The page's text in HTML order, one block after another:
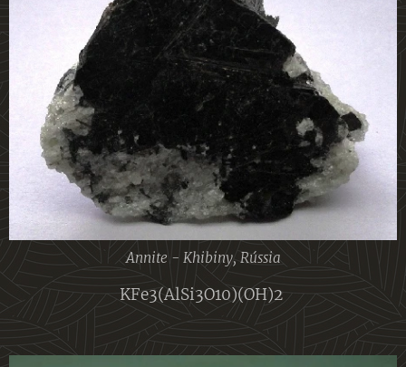
Annite - Khibiny, Rússia
KFe3(AlSi3O10)(OH)2